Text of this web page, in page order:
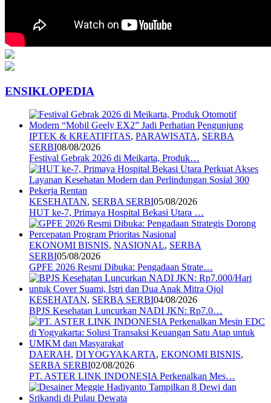
ENSIKLOPEDIA
IPTEK & KREATIFITAS, PARAWISATA, SERBA
SERBI08/08/2026
Festival Gebrak 2026 di Meikarta, Produk…
KESEHATAN, SERBA SERBI05/08/2026
HUT ke-7, Primaya Hospital Bekasi Utara …
EKONOMI BISNIS, NASIONAL, SERBA
SERBI05/08/2026
GPFE 2026 Resmi Dibuka: Pengadaan Strate…
KESEHATAN, SERBA SERBI04/08/2026
BPJS Kesehatan Luncurkan NADI JKN: Rp7.0…
DAERAH, DI YOGYAKARTA, EKONOMI BISNIS,
SERBA SERBI02/08/2026
PT. ASTER LINK INDONESIA Perkenalkan Mes…